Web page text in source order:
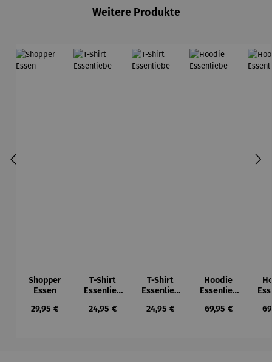
Weitere Produkte
Shopper
Essen
Regulärer Preis:
29,95 €
T-Shirt
Essenlieb
Regulärer Preis:
24,95 €
T-Shirt
Essenlieb
Regulärer Preis:
24,95 €
Hoodie
Essenlieb
Regulärer Preis:
69,95 €